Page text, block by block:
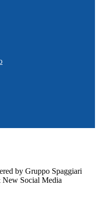
by Gruppo Spaggiari
Social Media